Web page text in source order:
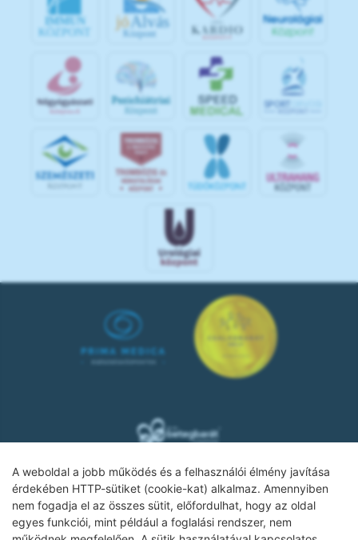
A weboldal a jobb működés és a felhasználói élmény javítása
érdekében HTTP-sütiket (cookie-kat) alkalmaz. Amennyiben
nem fogadja el az összes sütit, előfordulhat, hogy az oldal
egyes funkciói, mint például a foglalási rendszer, nem
IMMUN
KÖZPONT
jó Alvás
Központ
SPOR
Adatkezelési tájékoztató